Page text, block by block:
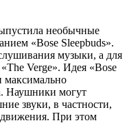
необычные
«Bose Sleepbuds».
музыки, а для
Verge». Идея «Bose
максимально
Наушники могут
звуки, в частности,
При этом